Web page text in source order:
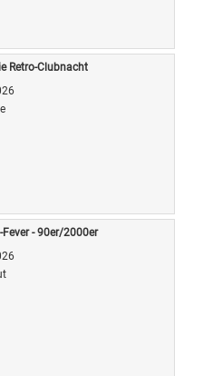
Retro-Clubnacht
Fever - 90er/2000er